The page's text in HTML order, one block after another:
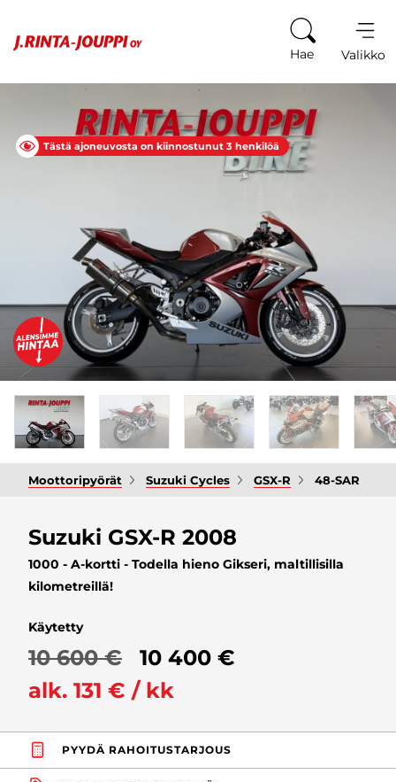
Hae Valikko
Tästä ajoneuvosta on kiinnostunut 3 henkilöä
Moottoripyörät Suzuki Cycles GSX-R 48-SAR
Suzuki GSX-R 2008
1000 - A-kortti - Todella hieno Gikseri, maltillisilla
kilometreillä!
Käytetty
10 600 €
10 400 €
alk. 131 € / kk
PYYDÄ RAHOITUSTARJOUS